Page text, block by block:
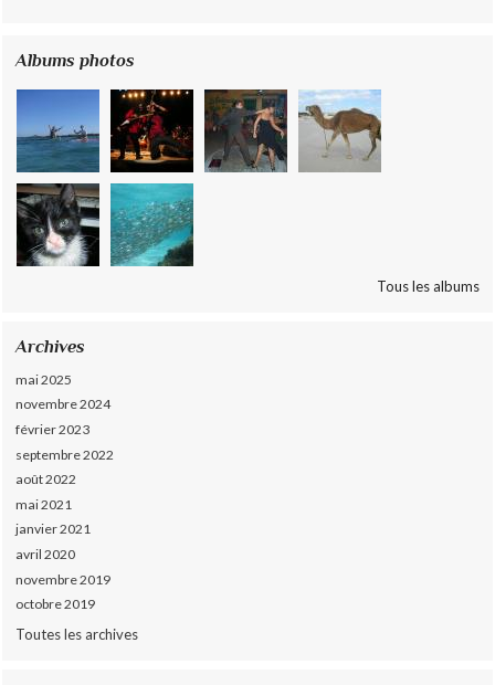
Albums photos
Tous les albums
Archives
mai 2025
novembre 2024
février 2023
septembre 2022
août 2022
mai 2021
janvier 2021
avril 2020
novembre 2019
octobre 2019
Toutes les archives